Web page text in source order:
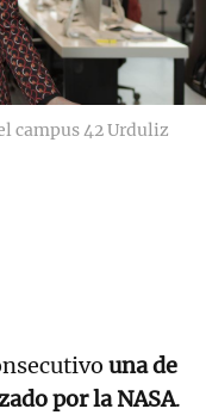
campus 42 Urduliz
una de
por la NASA.